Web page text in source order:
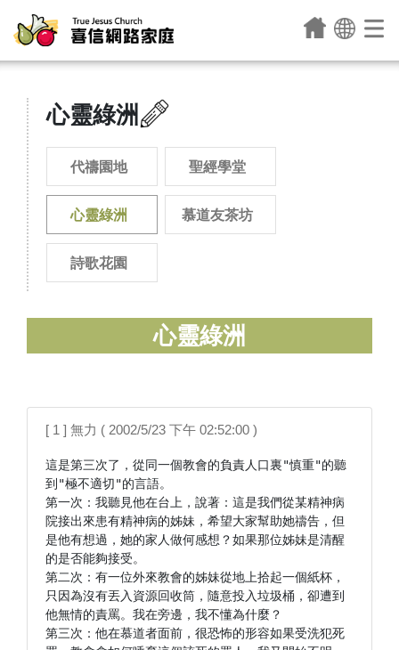
心靈綠洲
代禱園地 聖經學堂
心靈綠洲 慕道友茶坊
詩歌花園
心靈綠洲
[ 1 ] 無力 ( 2002/5/23 下午 02:52:00 )
這是第三次了，從同一個教會的負責人口裏"慎重"的聽
到"極不適切"的言語。
第一次：我聽見他在台上，說著：這是我們從某精神病
院接出來患有精神病的姊妹，希望大家幫助她禱告，但
是他有想過，她的家人做何感想？如果那位姊妹是清醒
的是否能夠接受。
第二次：有一位外來教會的姊妹從地上拾起一個紙杯，
只因為沒有丟入資源回收筒，隨意投入垃圾桶，卻遭到
他無情的責罵。我在旁邊，我不懂為什麼？
第三次：他在慕道者面前，很恐怖的形容如果受洗犯死